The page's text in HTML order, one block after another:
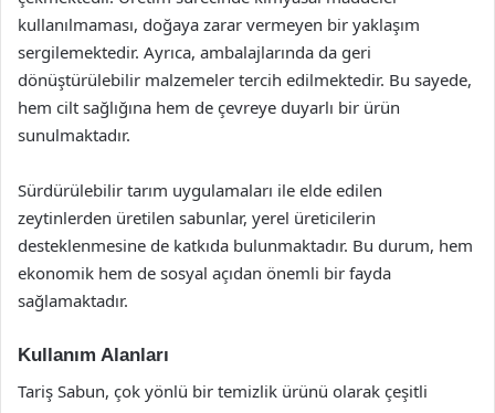
kullanılmaması, doğaya zarar vermeyen bir yaklaşım
sergilemektedir. Ayrıca, ambalajlarında da geri
dönüştürülebilir malzemeler tercih edilmektedir. Bu sayede,
hem cilt sağlığına hem de çevreye duyarlı bir ürün
sunulmaktadır.
Sürdürülebilir tarım uygulamaları ile elde edilen
zeytinlerden üretilen sabunlar, yerel üreticilerin
desteklenmesine de katkıda bulunmaktadır. Bu durum, hem
ekonomik hem de sosyal açıdan önemli bir fayda
sağlamaktadır.
Kullanım Alanları
Tariş Sabun, çok yönlü bir temizlik ürünü olarak çeşitli